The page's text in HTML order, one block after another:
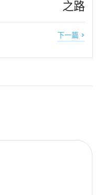
之路
下一篇 >